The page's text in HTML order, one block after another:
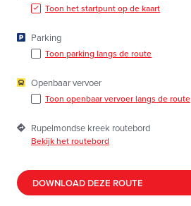
Toon het startpunt op de kaart
Parking
Toon parking langs de route
Openbaar vervoer
Toon openbaar vervoer langs de route
Rupelmondse kreek routebord
Bekijk het routebord
DOWNLOAD DEZE ROUTE